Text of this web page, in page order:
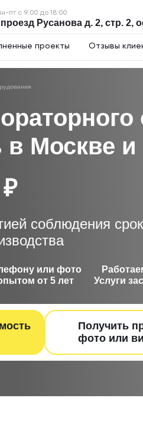
пт с 9:00 до 18:00
Русанова д. 2, стр. 2,
проекты Отзывы
в Москве и
соблюдения
или фото
от 5 лет
Услуги
Получить
фот о или